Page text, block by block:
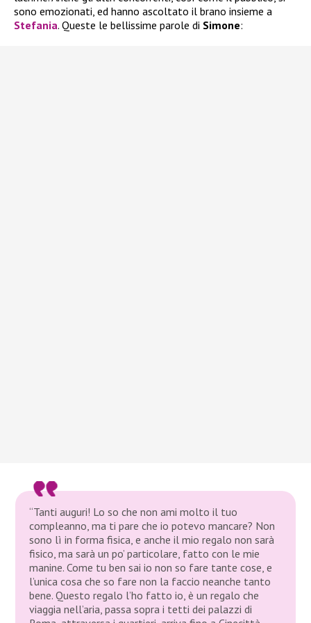
sono emozionati, ed hanno ascoltato il brano insieme a
Stefania. Queste le bellissime parole di Simone:
“Tanti auguri! Lo so che non ami molto il tuo
compleanno, ma ti pare che io potevo mancare? Non
sono lì in forma fisica, e anche il mio regalo non sarà
fisico, ma sarà un po’ particolare, fatto con le mie
manine. Come tu ben sai io non so fare tante cose, e
l’unica cosa che so fare non la faccio neanche tanto
bene. Questo regalo l’ho fatto io, è un regalo che
viaggia nell’aria, passa sopra i tetti dei palazzi di